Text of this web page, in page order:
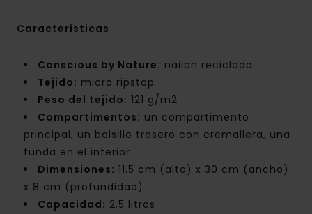
Características
Conscious by Nature: nailon reciclado
Tejido: micro ripstop
Peso del tejido: 121 g/m2
Compartimentos: un compartimento
principal, un bolsillo trasero con cremallera, una
funda en el interior
Dimensiones: 11.5 cm (alto) x 30 cm (ancho)
x 8 cm (profundidad)
Capacidad: 2.5 litros